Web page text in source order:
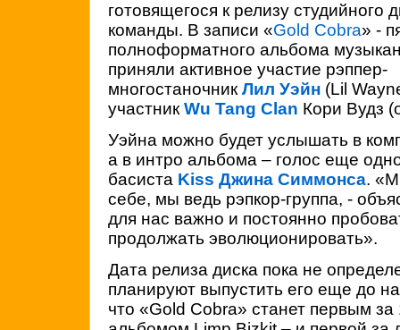
готовящегося к релизу студийного
команды. В записи «Gold Cobra» -
полноформатного альбома
приняли активное участие рэппер-
многостаночник Лил Уэйн (Lil
участник Wu Tang Clan Кори Вудз
Уэйна можно будет услышать в
а в интро альбома – голос еще
басиста Kiss Джина Симмонса.
себе, мы ведь рэпкор-группа, -
для нас важно и постоянно
продолжать эволюционировать».
Дата релиза диска пока не
планируют выпустить его еще до
что «Gold Cobra» станет первым